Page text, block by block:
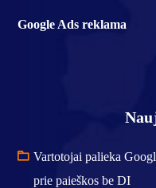
Google Ads reklama
Vartotojai palieka
prie paieškos be DI